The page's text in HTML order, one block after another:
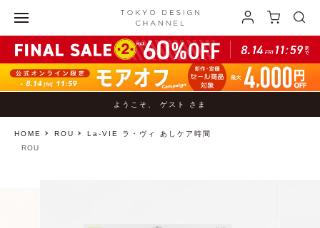
ようこそ、 ゲスト さま
HOME ROU La-VIE ラ・ヴィ あしケア時間
ROU